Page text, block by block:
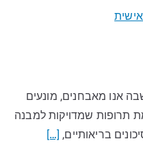
אנו מאבחנים, מונעים
שמדויקות למבנה
בריאותיים, […]